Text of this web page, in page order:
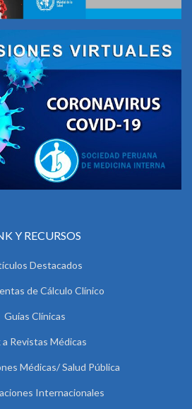
Y RECURSOS
Destacados
de Cálculo Clínico
Guías Clínicas
a Revistas Médicas
Médicas/ Salud Pública
Internacionales